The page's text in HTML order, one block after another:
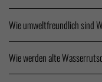
Wie umweltfreundlich sind
Wie werden alte